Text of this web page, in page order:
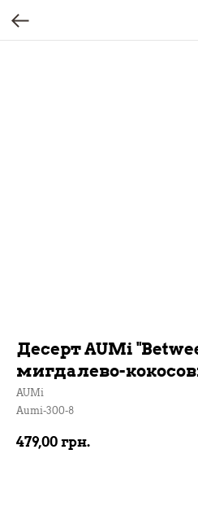
Десерт AUMі
мигдалево-
AUMі
Aumi-300-8
479,00 грн.